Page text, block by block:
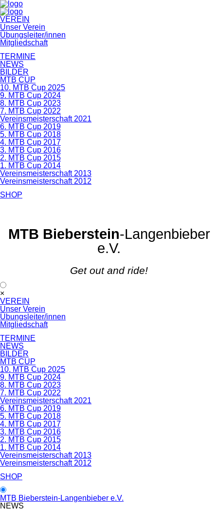
Navigation
überspringen
VEREIN
Unser Verein
Übungsleiter/innen
Mitgliedschaft
TERMINE
NEWS
BILDER
MTB CUP
10. MTB Cup 2025
9. MTB Cup 2024
8. MTB Cup 2023
7. MTB Cup 2022
Vereinsmeisterschaft 2021
6. MTB Cup 2019
5. MTB Cup 2018
4. MTB Cup 2017
3. MTB Cup 2016
2. MTB Cup 2015
1. MTB Cup 2014
Vereinsmeisterschaft 2013
Vereinsmeisterschaft 2012
SHOP
MTB Bieberstein-Langenbieber
e.V.
Get out and ride!
×
überspringen
VEREIN
Unser Verein
Übungsleiter/innen
Mitgliedschaft
TERMINE
NEWS
BILDER
MTB CUP
10. MTB Cup 2025
9. MTB Cup 2024
8. MTB Cup 2023
7. MTB Cup 2022
Vereinsmeisterschaft 2021
6. MTB Cup 2019
5. MTB Cup 2018
4. MTB Cup 2017
3. MTB Cup 2016
2. MTB Cup 2015
1. MTB Cup 2014
Vereinsmeisterschaft 2013
Vereinsmeisterschaft 2012
SHOP
MTB Bieberstein-Langenbieber e.V.
NEWS